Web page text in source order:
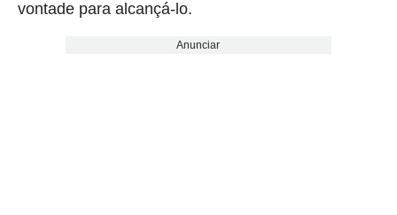
vontade para alcançá-lo.
Anunciar